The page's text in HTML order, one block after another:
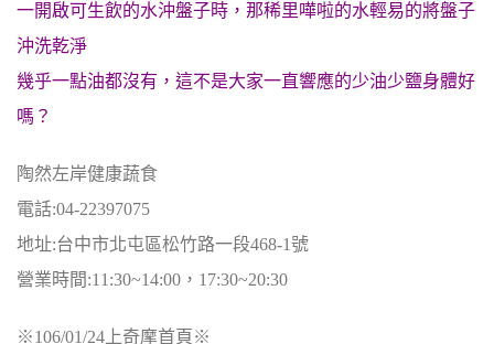
一開啟可生飲的水沖盤子時，那稀里嘩啦的水輕易的將盤子
沖洗乾淨
幾乎一點油都沒有，這不是大家一直響應的少油少鹽身體好
嗎？
陶然左岸健康蔬食
電話:04-22397075
地址:台中市北屯區松竹路一段468-1號
營業時間:11:30~14:00，17:30~20:30
※106/01/24上奇摩首頁※